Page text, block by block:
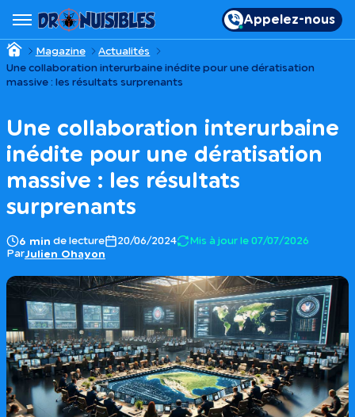
Appelez-nous
Magazine
Actualités
Une collaboration interurbaine inédite pour une dératisation
massive : les résultats surprenants
Une collaboration interurbaine
inédite pour une dératisation
massive : les résultats
surprenants
6 min de lecture 20/06/2024
Mis à jour le 07/07/2026
ParJulien Ohayon